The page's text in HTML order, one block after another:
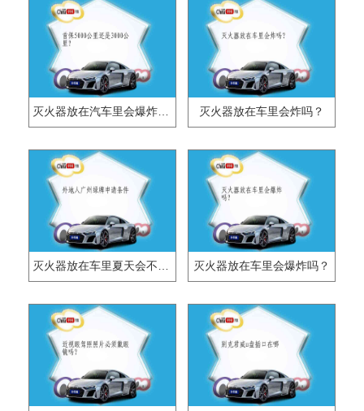
灭火器放在车里会炸吗？
灭火器放在车里会爆炸吗？